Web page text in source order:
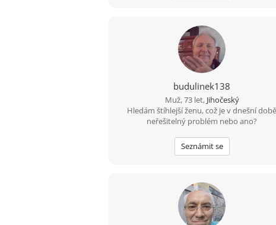
budulinek138
Muž, 73 let, Jihočeský
Hledám štíhlejší ženu, což je v dnešní době
neřešitelný problém nebo ano?
Seznámit se